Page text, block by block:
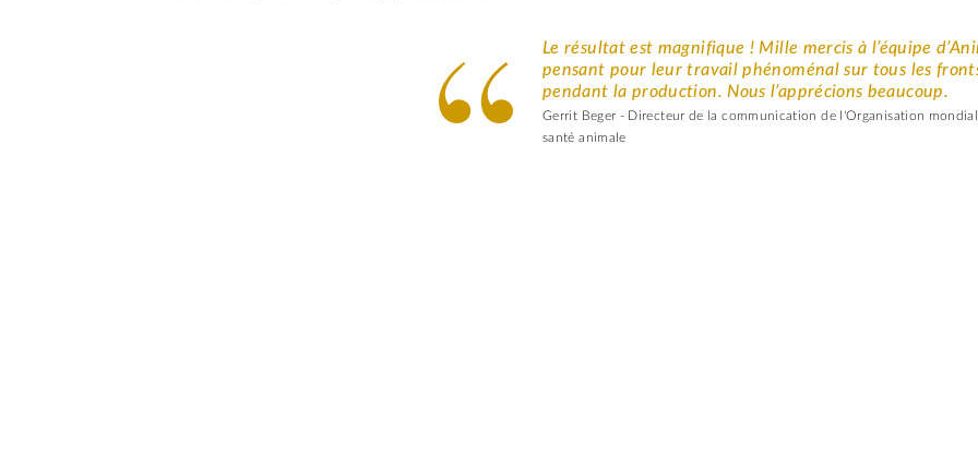
Le résultat est magnifique ! Mille mercis à l’équipe
pensant pour leur travail phénoménal sur tous les
pendant la production. Nous l’apprécions beaucoup.
Gerrit Beger - Directeur de la communication de l'Organisation
santé animale